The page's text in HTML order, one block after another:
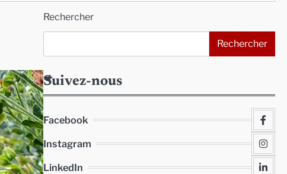
Rechercher
Rechercher
Suivez-nous
Facebook
Instagram
LinkedIn